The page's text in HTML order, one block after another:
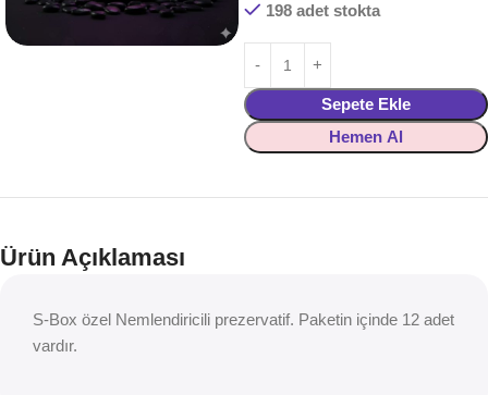
198 adet stokta
Sepete Ekle
Hemen Al
Ürün Açıklaması
S-Box özel Nemlendiricili prezervatif. Paketin içinde 12 adet
vardır.